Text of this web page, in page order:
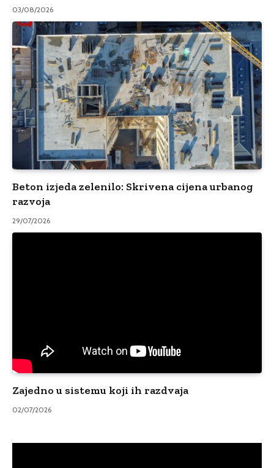
03/08/2026
Beton izjeda zelenilo: Skrivena cijena urbanog
razvoja
29/07/2026
Zajedno u sistemu koji ih razdvaja
02/07/2026